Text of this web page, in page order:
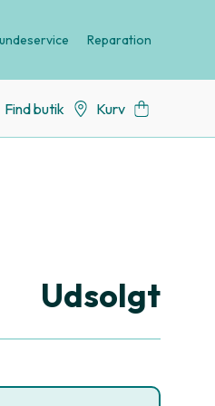
Reparation
Find butik Kurv
Udsolgt